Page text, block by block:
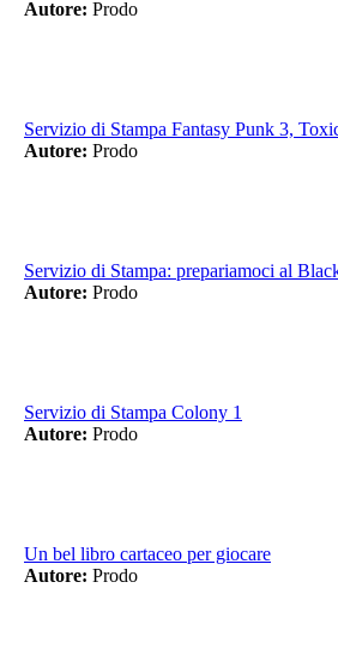
Autore: Prodo
Servizio di Stampa Fantasy Punk 3,
Autore: Prodo
Servizio di Stampa: prepariamoci al
Autore: Prodo
Servizio di Stampa Colony 1
Autore: Prodo
Un bel libro cartaceo per giocare
Autore: Prodo